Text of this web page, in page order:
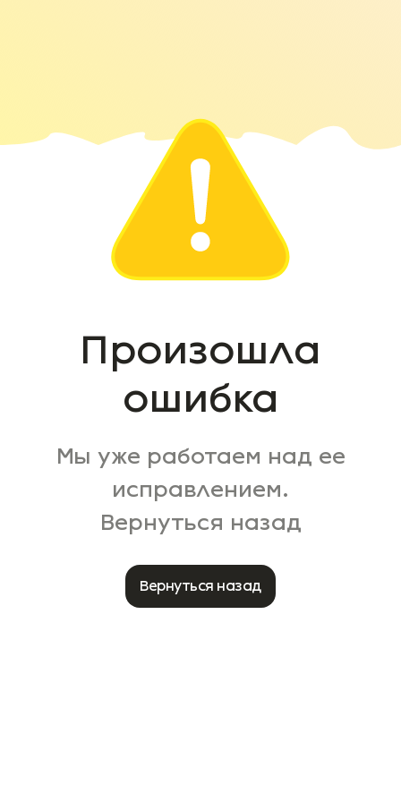
Произошла
ошибка
Мы уже работаем над ее
исправлением.
Вернуться назад
Вернуться назад